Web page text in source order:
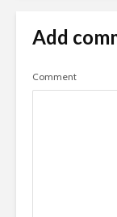
Add
Comment